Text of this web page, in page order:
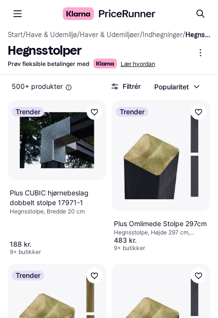
Start/Have & Udemiljø/Haver & Udemiljøer/ Indhegninger/ Hegnsstolper
Hegnsstolper
Prøv fleksible betalinger med Lær hvordan
500+ produkter Filtrér Popularitet
Trender
Plus CUBIC hjørnebeslag
dobbelt stolpe 17971-1
Hegnsstolpe, Bredde 20 cm
188 kr.
9+ butikker
Trender
Plus Omlimede Stolpe 297cm
Hegnsstolpe, Højde 297 cm,
Bredde 9 cm, Længde 9 cm
483 kr.
9+ butikker
Trender